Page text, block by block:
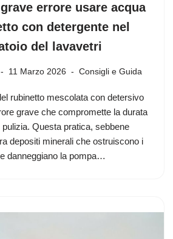
errore usare acqua
con detergente nel
del lavavetri
11 Marzo 2026 Consigli e Guida
rubinetto mescolata con detersivo
grave che compromette la durata
Questa pratica, sebbene
depositi minerali che ostruiscono i
danneggiano la pompa…